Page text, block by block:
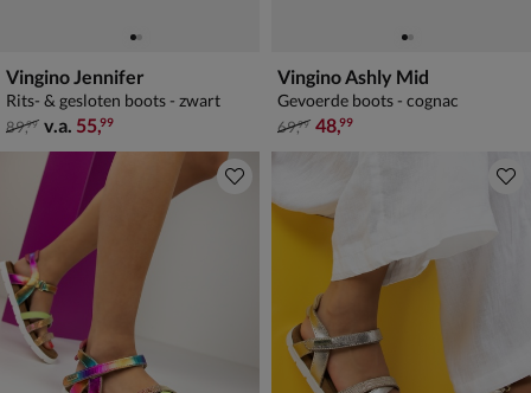
Vingino Jennifer
Rits- & gesloten boots - zwart
van € 89,99 vanaf € 55,99
89,99 v.a. 55,99
Vingino Ashly Mid
Gevoerde boots - cognac
van € 69,99 voor € 48,99
69,99 48,99